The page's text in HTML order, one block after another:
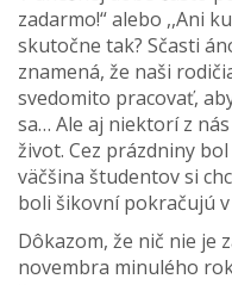
zadarmo!“ alebo ,,Ani
skutočne tak? Sčasti
znamená, že naši
svedomito pracovať,
sa… Ale aj niektorí z
život. Cez prázdniny
väčšina študentov si
boli šikovní pokračujú
Dôkazom, že nič nie je
novembra minulého